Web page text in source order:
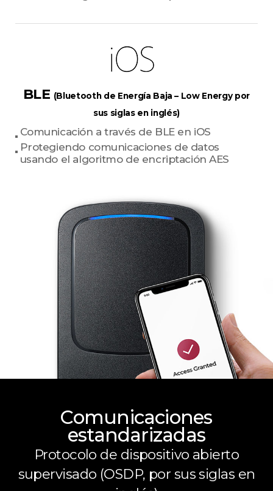
BLE (Bluetooth de Energía Baja – Low Energy por
sus siglas en inglés)
Comunicación a través de BLE en iOS
Protegiendo comunicaciones de datos
usando el algoritmo de encriptación AES
Comunicaciones
estandarizadas
Protocolo de dispositivo abierto
supervisado (OSDP, por sus siglas en